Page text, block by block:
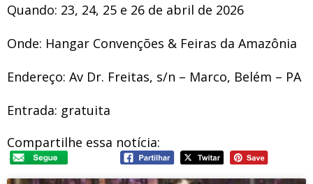
Quando: 23, 24, 25 e 26 de abril de 2026
Onde: Hangar Convenções & Feiras da Amazônia
Endereço: Av Dr. Freitas, s/n – Marco, Belém – PA
Entrada: gratuita
Compartilhe essa notícia: